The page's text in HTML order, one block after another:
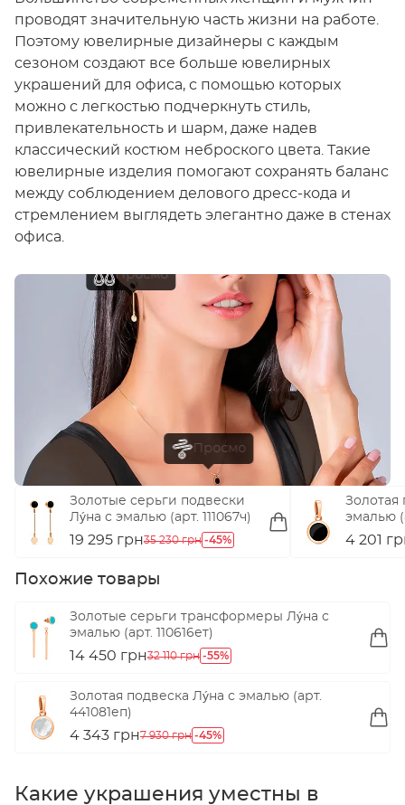
проводят значительную часть жизни на работе.
Поэтому ювелирные дизайнеры с каждым
сезоном создают все больше ювелирных
украшений для офиса, с помощью которых
можно с легкостью подчеркнуть стиль,
привлекательность и шарм, даже надев
классический костюм неброского цвета. Такие
ювелирные изделия помогают сохранять баланс
между соблюдением делового дресс-кода и
стремлением выглядеть элегантно даже в стенах
офиса.
Золотые серьги подвески
Лýна с эмалью (арт. 111067ч)
19 295 грн35 230 грн -45%
Золотая
эмалью
4 201
Похожие товары
Золотые серьги трансформеры Лýна с
эмалью (арт. 110616ет)
14 450 грн32 110 грн -55%
Золотая подвеска Лýна с эмалью (арт.
441081еп)
4 343 грн7 930 грн -45%
Какие украшения уместны в